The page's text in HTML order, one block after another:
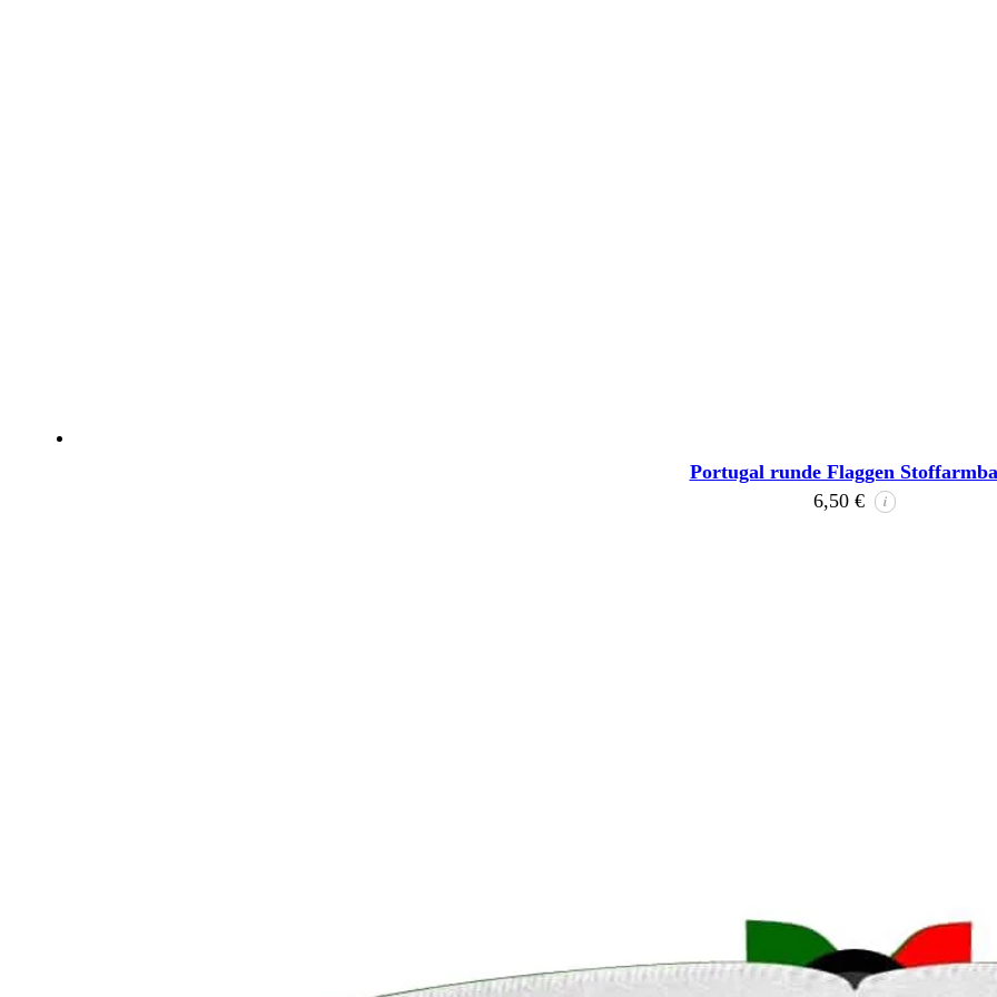
Portugal runde Flaggen
6,50 € i